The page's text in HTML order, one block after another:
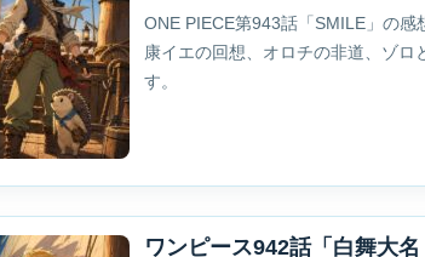
ONE PIECE第943話「SMILE」の感
康イエの回想、オロチの非道、ゾロ
す。
ワンピース942話「白舞大